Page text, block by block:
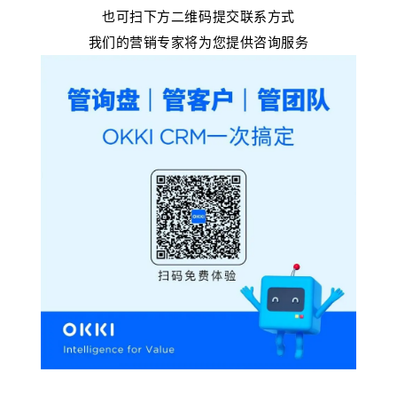
也可扫下方二维码提交联系方式
我们的营销专家将为您提供咨询服务